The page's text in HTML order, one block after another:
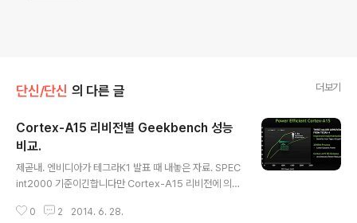
단신/단신 의 다른 글 더보기
Cortex-A15 리비전별 Geekbench 성능
비교.
제곧내. 엔비디아가 테그라K1 발표 때 내놓은 자료. SPEC
int2000 기준이긴합니다만 Cortex-A15 리비전에 의해
> 테그라K1 32bit r3p3) 실제로 그런지 확인해보고 싶지
0 2 2014. 6. 28.